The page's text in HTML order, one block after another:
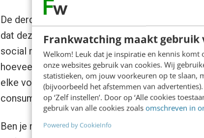
Frankwatching maakt gebruik
Welkom! Leuk dat je inspiratie en kennis
onze websites gebruik van cookies. Wij
statistieken, om jouw voorkeuren op te slaan,
(bijvoorbeeld het afstemmen van
op ‘Zelf instellen’. Door op ‘Alle cookies
gebruik van alle cookies zoals omschreven in
Powered by CookieInfo
De derde mythe betreft het aantal ‘likers’ en
dat deze nummers het enige zijn wat er toe
social media is abstracter dan de kosten en
hoeveelheid volgers zegt weinig over het
elke volger even betrokken, dus zorg dat je
consumenten belangrijker is dan de kwantiteit.
Ben je na het lezen van deze mythes